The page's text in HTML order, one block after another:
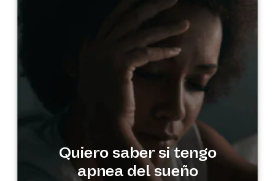
Quiero saber si tengo
apnea del sueño